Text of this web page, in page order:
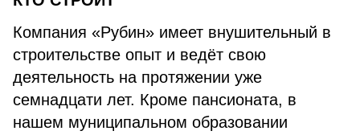
Компания «Рубин» имеет внушительный в
строительстве опыт и ведёт свою
деятельность на протяжении уже
семнадцати лет. Кроме пансионата, в
нашем муниципальном образовании